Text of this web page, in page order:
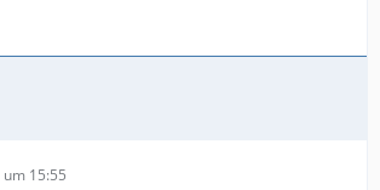
15:55